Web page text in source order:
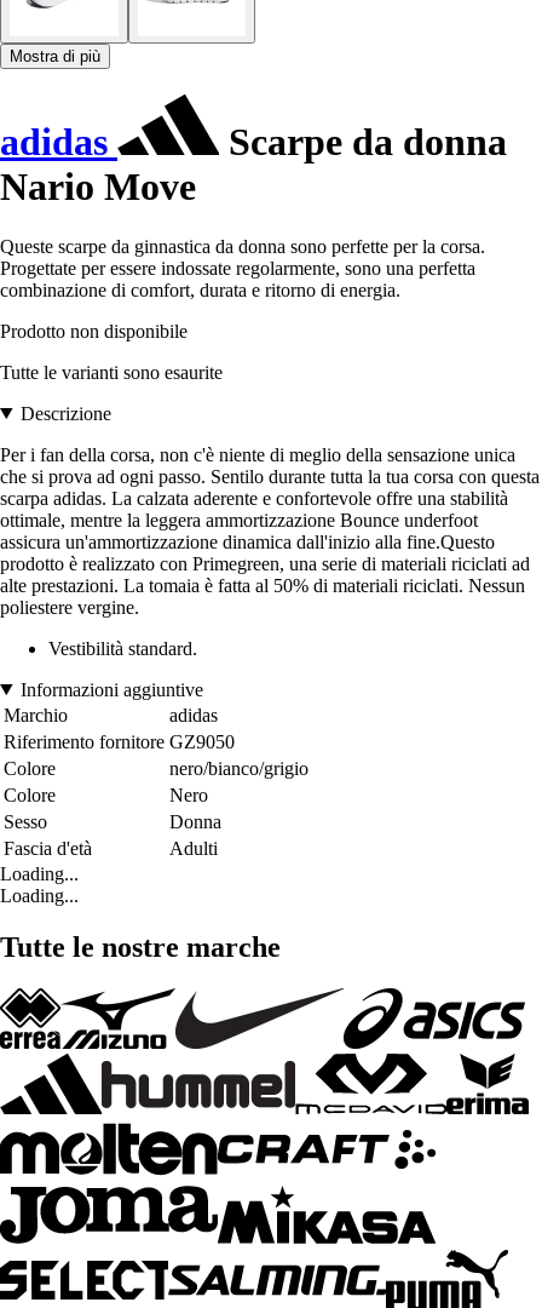
Mostra di più
adidas
Scarpe da donna
Nario Move
Queste scarpe da ginnastica da donna sono perfette per la corsa.
Progettate per essere indossate regolarmente, sono una perfetta
combinazione di comfort, durata e ritorno di energia.
Prodotto non disponibile
Tutte le varianti sono esaurite
Descrizione
Per i fan della corsa, non c'è niente di meglio della sensazione unica
che si prova ad ogni passo. Sentilo durante tutta la tua corsa con questa
scarpa adidas. La calzata aderente e confortevole offre una stabilità
ottimale, mentre la leggera ammortizzazione Bounce underfoot
assicura un'ammortizzazione dinamica dall'inizio alla fine.Questo
prodotto è realizzato con Primegreen, una serie di materiali riciclati ad
alte prestazioni. La tomaia è fatta al 50% di materiali riciclati. Nessun
poliestere vergine.
Vestibilità standard.
Informazioni aggiuntive
Marchio
adidas
Riferimento fornitore GZ9050
Colore
nero/bianco/grigio
Colore
Nero
Sesso
Donna
Fascia d'età
Adulti
Loading...
Loading...
Tutte le nostre marche